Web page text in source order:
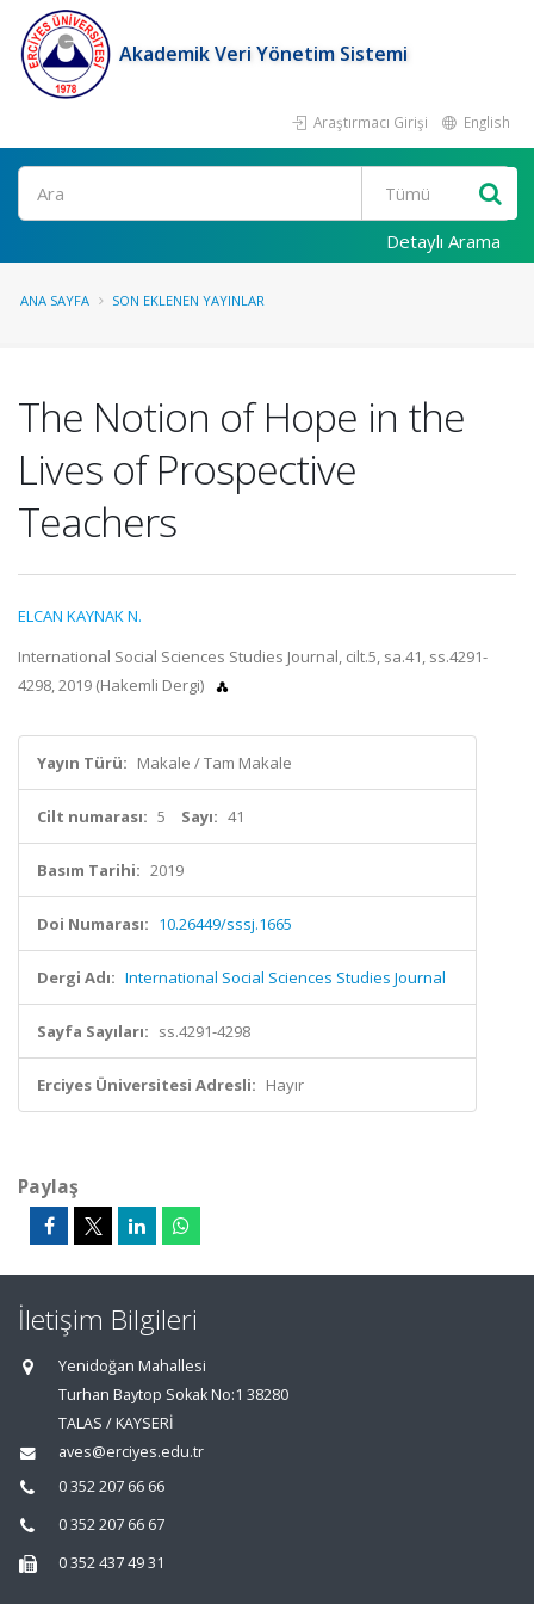
Akademik Veri Yönetim Sistemi
Araştırmacı Girişi English
Ara
Detaylı Arama
ANA SAYFA SON EKLENEN YAYINLAR
The Notion of Hope in the
Lives of Prospective
Teachers
ELCAN KAYNAK N.
International Social Sciences Studies Journal, cilt.5, sa.41, ss.4291-
4298, 2019 (Hakemli Dergi)
Yayın Türü: Makale / Tam Makale
Cilt numarası: 5 Sayı: 41
Basım Tarihi: 2019
Doi Numarası: 10.26449/sssj.1665
Dergi Adı: International Social Sciences Studies Journal
Sayfa Sayıları: ss.4291-4298
Erciyes Üniversitesi Adresli: Hayır
Paylaş
İletişim Bilgileri
Yenidoğan Mahallesi
Turhan Baytop Sokak No:1 38280
TALAS / KAYSERİ
aves@erciyes.edu.tr
0 352 207 66 66
0 352 207 66 67
0 352 437 49 31